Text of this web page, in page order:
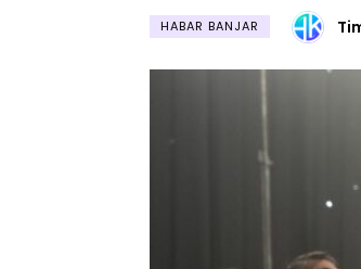
HABAR BANJAR